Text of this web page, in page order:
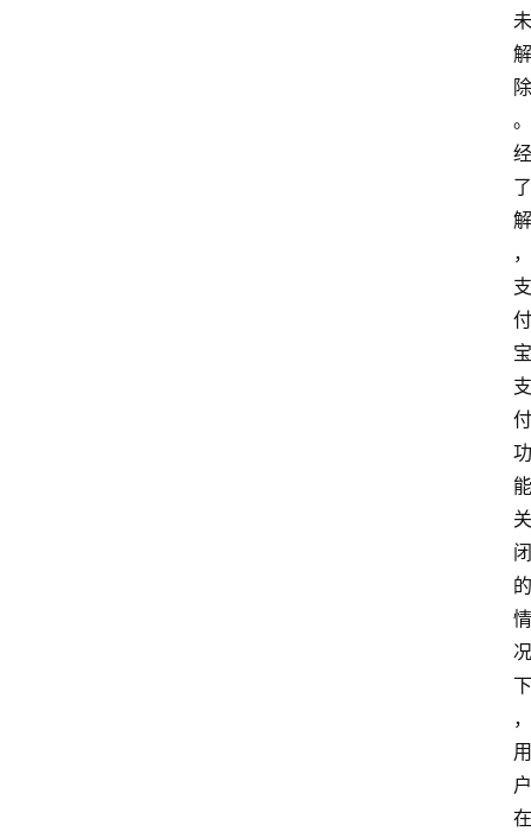
未
解
除
。
经
了
解
，
支
付
宝
支
付
功
能
关
闭
的
情
况
下
，
用
户
在